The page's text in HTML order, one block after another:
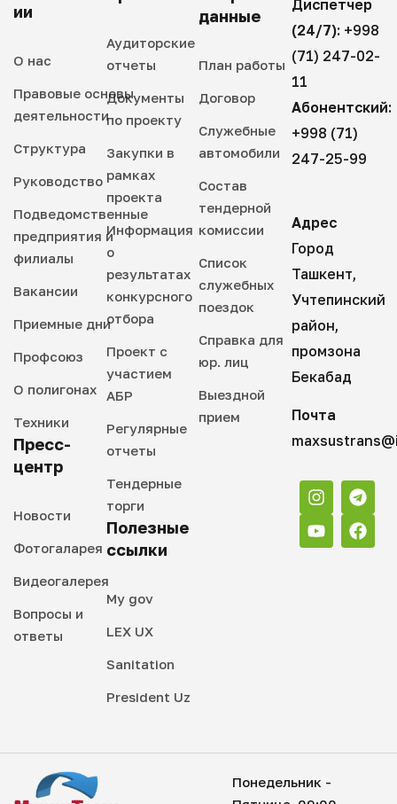
ии
О нас
Правовые основы
деятельности
Структура
Руководство
Подведомственные
предприятия и
филиалы
Вакансии
Приемные дни
Профсоюз
О полигонах
Техники
Пресс-
центр
Новости
Фотогаларея
Видеогалерея
Вопросы и
ответы
Аудиторские
отчеты
Документы
по проекту
Закупки в
рамках
проекта
Информация
о
результатах
конкурсного
отбора
Проект с
участием
АБР
Регулярные
отчеты
Тендерные
торги
Полезные
ссылки
My gov
LEX UX
Sanitation
President Uz
данные
План работы
Договор
Служебные
автомобили
Состав
тендерной
комиссии
Список
служебных
поездок
Справка для
юр. лиц
Выездной
прием
Диспетчер
(24/7): +998
(71) 247-02-
11
Абонентский:
+998 (71)
247-25-99
Адрес
Город
Ташкент,
Учтепинский
район,
промзона
Бекабад
Почта
Понедельник -